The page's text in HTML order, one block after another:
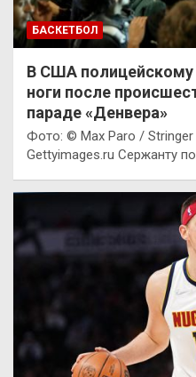
БАСКЕТБОЛ
В США полицейскому
ноги после
параде «Денвера»
Фото: © Max Paro /
Gettyimages.ru Сержанту